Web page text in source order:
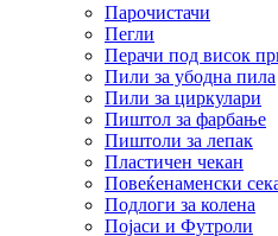
Парочистачи
Пегли
Перачи под висок
Пили за убодна пила
Пили за циркулари
Пиштол за фарбање
Пиштоли за лепак
Пластичен чекан
Повеќенаменски
Подлоги за колена
Појаси и Футроли